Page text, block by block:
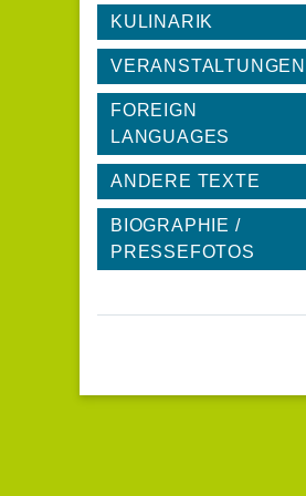
KULINARIK
VERANSTALTUNGEN
FOREIGN
LANGUAGES
ANDERE TEXTE
BIOGRAPHIE /
PRESSEFOTOS